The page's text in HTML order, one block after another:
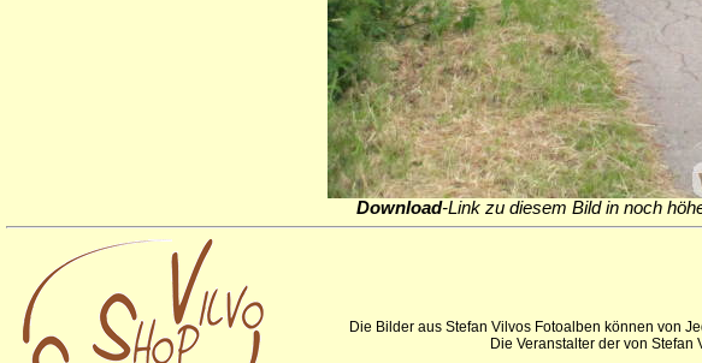
Download-Link zu diesem Bild in noch
Die Bilder aus Stefan Vilvos Fotoalben können von
Die Veranstalter der von